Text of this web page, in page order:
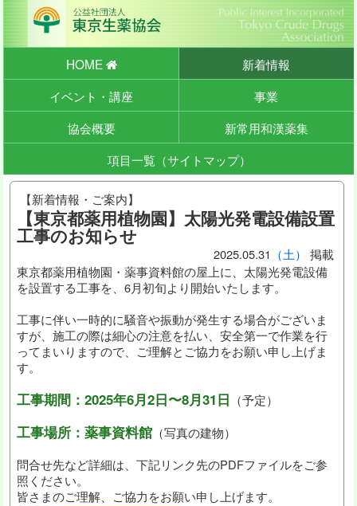
HOME
新着情報
イベント・講座
事業
協会概要
新常用和漢薬集
項目一覧（サイトマップ）
【新着情報・ご案内】
【東京都薬用植物園】太陽光発電設備設置
工事のお知らせ
2025.05.31 （土）
掲載
東京都薬用植物園・薬事資料館の屋上に、太陽光発電設備
を設置する工事を、6月初旬より開始いたします。
工事に伴い一時的に騒音や振動が発生する場合がございま
すが、施工の際は細心の注意を払い、安全第一で作業を行
ってまいりますので、ご理解とご協力をお願い申し上げま
す。
工事期間：2025年6月2日〜8月31日 （予定）
工事場所：薬事資料館 （写真の建物）
問合せ先など詳細は、下記リンク先のPDFファイルをご参
照ください。
皆さまのご理解、ご協力をお願い申し上げます。